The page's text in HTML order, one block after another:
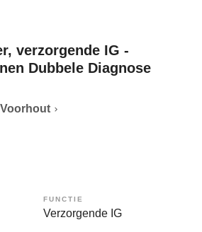
verzorgende IG -
Dubbele Diagnose
FUNCTIE
Verzorgende IG